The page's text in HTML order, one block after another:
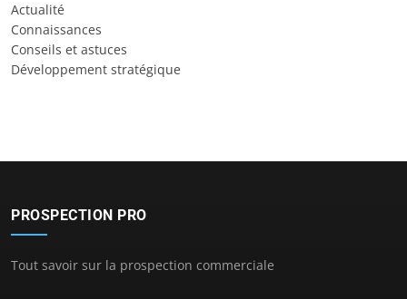
Actualité
Connaissances
Conseils et astuces
Développement stratégique
PROSPECTION PRO
Tout savoir sur la prospection commerciale